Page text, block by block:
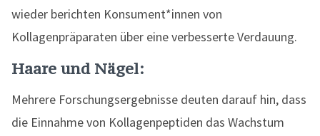
wieder berichten Konsument*innen von
Kollagenpräparaten über eine verbesserte Verdauung.
Haare und Nägel:
Mehrere Forschungsergebnisse deuten darauf hin, dass
die Einnahme von Kollagenpeptiden das Wachstum